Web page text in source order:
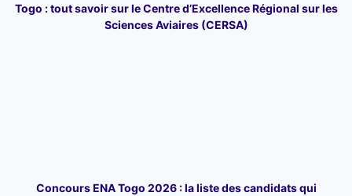
Togo : tout savoir sur le Centre d’Excellence Régional sur les
Sciences Aviaires (CERSA)
Concours ENA Togo 2026 : la liste des candidats qui